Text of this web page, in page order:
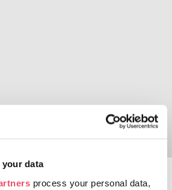
your data
process your personal data,